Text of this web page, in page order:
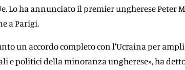
Lo ha annunciato il premier ungherese Peter
a Parigi.
un accordo completo con l'Ucraina per
e politici della minoranza ungherese», ha